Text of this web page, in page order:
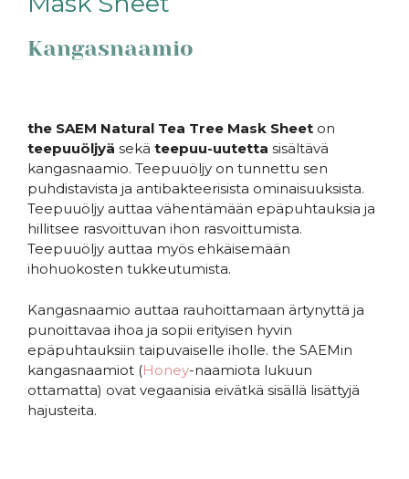
Kangasnaamio
the SAEM Natural Tea Tree Mask Sheet on
teepuuöljyä sekä teepuu-uutetta sisältävä
kangasnaamio. Teepuuöljy on tunnettu sen
puhdistavista ja antibakteerisista ominaisuuksista.
Teepuuöljy auttaa vähentämään epäpuhtauksia ja
hillitsee rasvoittuvan ihon rasvoittumista.
Teepuuöljy auttaa myös ehkäisemään
ihohuokosten tukkeutumista.
Kangasnaamio auttaa rauhoittamaan ärtynyttä ja
punoittavaa ihoa ja sopii erityisen hyvin
epäpuhtauksiin taipuvaiselle iholle. the SAEMin
kangasnaamiot (Honey-naamiota lukuun
ottamatta) ovat vegaanisia eivätkä sisällä lisättyjä
hajusteita.